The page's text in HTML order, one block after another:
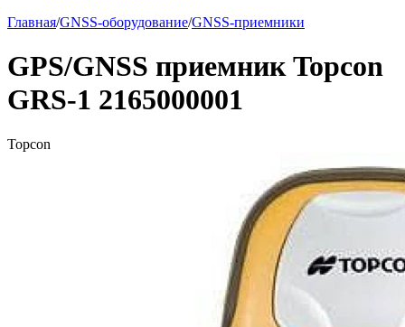
Главная/GNSS-оборудование/GNSS-приемники
GPS/GNSS приемник Topcon
GRS-1 2165000001
Topcon